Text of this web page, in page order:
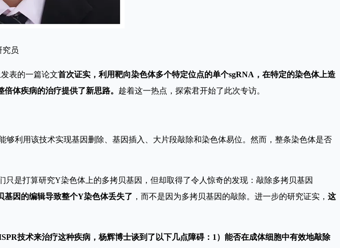
究员
表的一篇论文首次证实，利用靶向染色体多个特定位点的单个sgRNA，在特定的染色体上造
体疾病的治疗提供了新思路。 趁着这一热点，探索君开始了此次专访。
利用该技术实现基因删除、基因插入、大片段敲除和染色体易位。然而，整条染色体是否
只是打算研究Y染色体上的多拷贝基因，但却取得了令人惊奇的发现：敲除多拷贝基因
基因的编辑导致整个Y染色体丢失了 ，而不是因为多拷贝基因的敲除。进一步的研究证实， 这
技术来治疗这种疾病，杨辉博士谈到了以下几点障碍：1）能否在成体细胞中有效地敲除